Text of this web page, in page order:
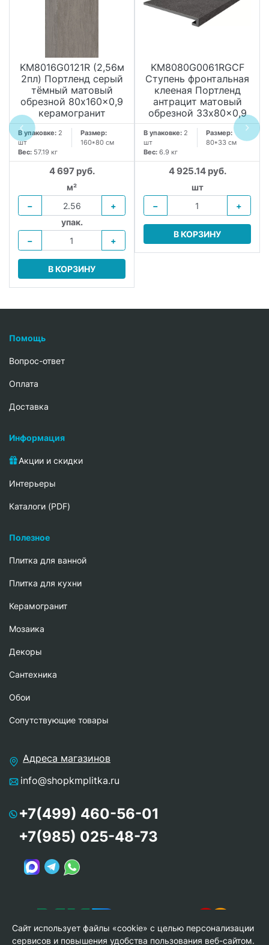
KM8016G0121R (2,56м
2пл) Портленд серый
тёмный матовый
обрезной 80x160x0,9
керамогранит
В упаковке: 2
шт
Размер:
160*80 см
Вес: 57.19 кг
4 697 руб.
м²
−
+
упак.
−
+
В КОРЗИНУ
KM8080G0061RGCF
Ступень фронтальная
клееная Портленд
антрацит матовый
обрезной 33x80x0,9
В упаковке: 2
шт
Размер:
80*33 см
Вес: 6.9 кг
4 925.14 руб.
шт
−
+
В КОРЗИНУ
Помощь
Вопрос-ответ
Oплата
Доставка
Информация
Акции и скидки
Интерьеры
Каталоги (PDF)
Полезное
Плитка для ванной
Плитка для кухни
Керамогранит
Мозаика
Декоры
Сантехника
Обои
Сопутствующие товары
Адреса магазинов
info@shopkmplitka.ru
+7(499) 460-56-01
+7(985) 025-48-73
Сайт использует файлы «cookie» с целью персонализации
сервисов и повышения удобства пользования веб-сайтом.